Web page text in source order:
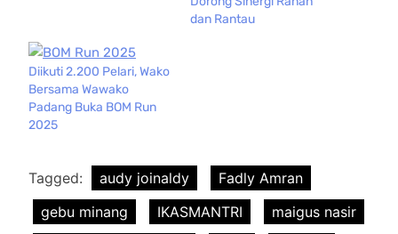
dan Rantau
Diikuti 2.200 Pelari, Wako
Bersama Wawako
Padang Buka BOM Run
2025
Tagged: audy joinaldy
Fadly Amran
gebu minang
IKASMANTRI
maigus nasir